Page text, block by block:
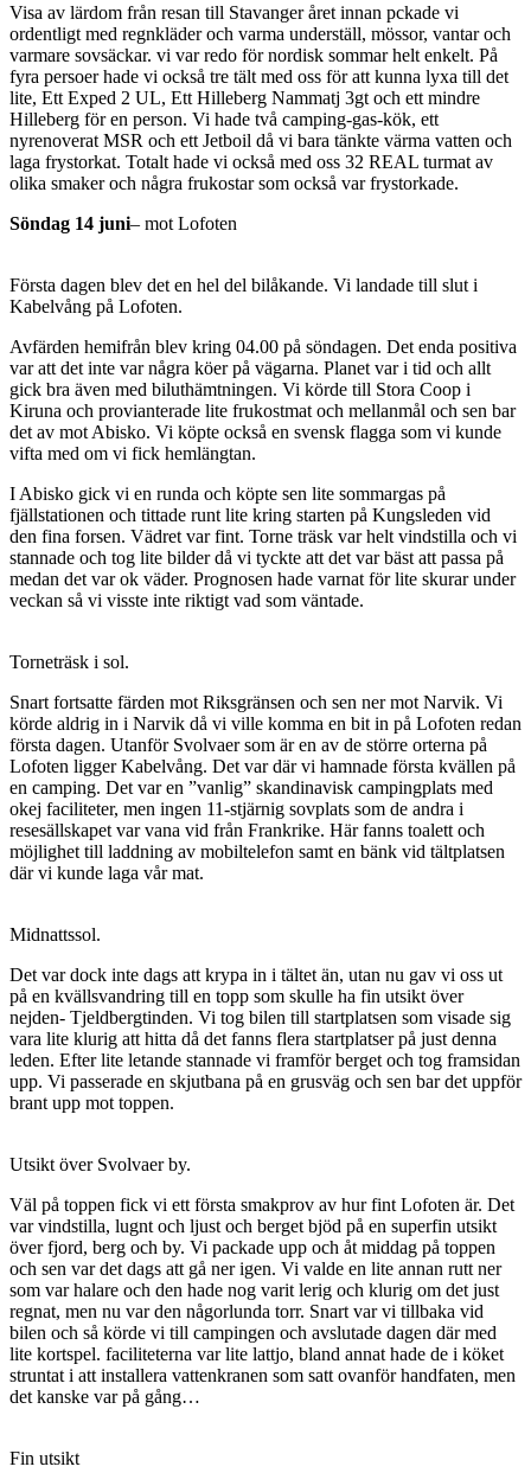
Visa av lärdom från resan till Stavanger året innan pckade vi
ordentligt med regnkläder och varma underställ, mössor, vantar och
varmare sovsäckar. vi var redo för nordisk sommar helt enkelt. På
fyra persoer hade vi också tre tält med oss för att kunna lyxa till det
lite, Ett Exped 2 UL, Ett Hilleberg Nammatj 3gt och ett mindre
Hilleberg för en person. Vi hade två camping-gas-kök, ett
nyrenoverat MSR och ett Jetboil då vi bara tänkte värma vatten och
laga frystorkat. Totalt hade vi också med oss 32 REAL turmat av
olika smaker och några frukostar som också var frystorkade.
Söndag 14 juni– mot Lofoten
Första dagen blev det en hel del bilåkande. Vi landade till slut i
Kabelvång på Lofoten.
Avfärden hemifrån blev kring 04.00 på söndagen. Det enda positiva
var att det inte var några köer på vägarna. Planet var i tid och allt
gick bra även med biluthämtningen. Vi körde till Stora Coop i
Kiruna och provianterade lite frukostmat och mellanmål och sen bar
det av mot Abisko. Vi köpte också en svensk flagga som vi kunde
vifta med om vi fick hemlängtan.
I Abisko gick vi en runda och köpte sen lite sommargas på
fjällstationen och tittade runt lite kring starten på Kungsleden vid
den fina forsen. Vädret var fint. Torne träsk var helt vindstilla och vi
stannade och tog lite bilder då vi tyckte att det var bäst att passa på
medan det var ok väder. Prognosen hade varnat för lite skurar under
veckan så vi visste inte riktigt vad som väntade.
Torneträsk i sol.
Snart fortsatte färden mot Riksgränsen och sen ner mot Narvik. Vi
körde aldrig in i Narvik då vi ville komma en bit in på Lofoten redan
första dagen. Utanför Svolvaer som är en av de större orterna på
Lofoten ligger Kabelvång. Det var där vi hamnade första kvällen på
en camping. Det var en ”vanlig” skandinavisk campingplats med
okej faciliteter, men ingen 11-stjärnig sovplats som de andra i
resesällskapet var vana vid från Frankrike. Här fanns toalett och
möjlighet till laddning av mobiltelefon samt en bänk vid tältplatsen
där vi kunde laga vår mat.
Midnattssol.
Det var dock inte dags att krypa in i tältet än, utan nu gav vi oss ut
på en kvällsvandring till en topp som skulle ha fin utsikt över
nejden- Tjeldbergtinden. Vi tog bilen till startplatsen som visade sig
vara lite klurig att hitta då det fanns flera startplatser på just denna
leden. Efter lite letande stannade vi framför berget och tog framsidan
upp. Vi passerade en skjutbana på en grusväg och sen bar det uppför
brant upp mot toppen.
Utsikt över Svolvaer by.
Väl på toppen fick vi ett första smakprov av hur fint Lofoten är. Det
var vindstilla, lugnt och ljust och berget bjöd på en superfin utsikt
över fjord, berg och by. Vi packade upp och åt middag på toppen
och sen var det dags att gå ner igen. Vi valde en lite annan rutt ner
som var halare och den hade nog varit lerig och klurig om det just
regnat, men nu var den någorlunda torr. Snart var vi tillbaka vid
bilen och så körde vi till campingen och avslutade dagen där med
lite kortspel. faciliteterna var lite lattjo, bland annat hade de i köket
struntat i att installera vattenkranen som satt ovanför handfaten, men
det kanske var på gång…
Fin utsikt